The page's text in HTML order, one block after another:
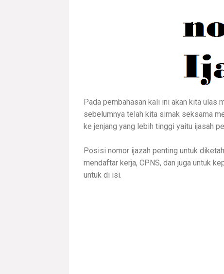
Pada pembahasan kali ini akan kita ulas
sebelumnya telah kita simak seksama
ke jenjang yang lebih tinggi yaitu ijasah
Posisi nomor ijazah penting untuk
mendaftar kerja, CPNS, dan juga untuk
untuk di isi.